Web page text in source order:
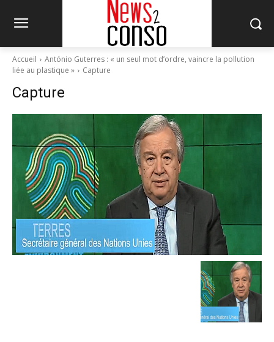
Accueil
António Guterres : « un seul mot d’ordre, vaincre la pollution
liée au plastique »
Capture
Capture